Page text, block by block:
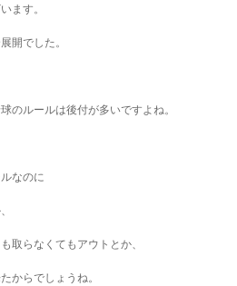
ます。
開でした。
のルールは後付が多いですよね。
なのに
取らなくてもアウトとか、
からでしょうね。